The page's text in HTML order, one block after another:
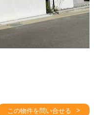
この物件を問い合せる >